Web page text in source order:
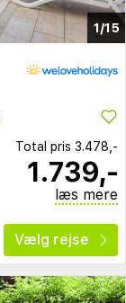
1/15
Total pris 3.478,-
1.739,-
læs mere
Vælg rejse